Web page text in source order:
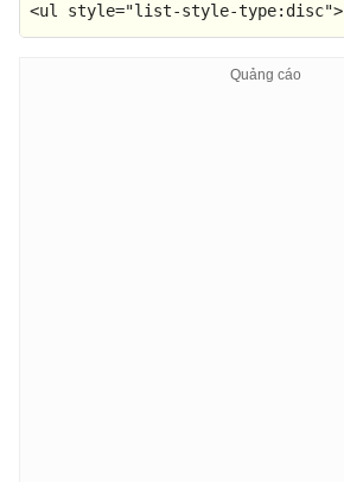
<ul style="list-style-type:disc">